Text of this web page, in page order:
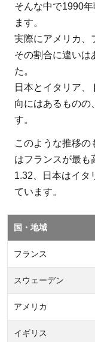
そんな中で1990
ます。
実際にアメリカ、
その割合に違いは
た。
日本とイタリア
向にはあるものの
す。
このような推移
はフランスが最も
1.32、日本はイタ
ています。
国・地域
フランス
スウェーデン
アメリカ
イギリス